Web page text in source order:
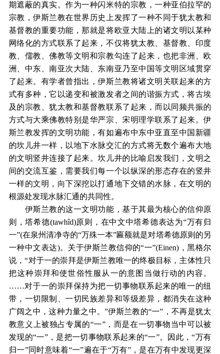
期遮蔽的真实。作为一种闪米特的宗教，一种亚伯拉罕的
宗教，伊斯兰教在世界历史上发挥了一种不同于犹太教和
基督教的重要功能，那就是将欧亚大陆上的诸文明以某种
网络化的方式联系了起来，不仅将犹太教、基督教、印度
教、儒教、佛教等文明和宗教勾连了起来，也把非洲、欧
洲、中东、南亚次大陆、东南亚乃至中国等文明区域贯穿
了起来。有学者曾指出，伊斯兰教将诸文明关联起来的方
式有多种，它以递变和被激发者之间的谐振方式，将古埃
及的宗教、犹太教和基督教联系了起来，而以同频共振的
方式与大乘佛教特别是华严宗、宋明理学联系了起来。伊
斯兰教发挥的文明功能，有如遍布中东中亚直至中国新疆
的坎儿井一样，以地下水脉交汇的方式将无数个遍布大地
的文明竖井连接了起来。坎儿井的比喻启发我们，文明之
间的交流互鉴，需要我们每一个以纵深的形态存在的竖井
一样的文明，向下深挖以打通地下交错的水脉，在文明的
根源处发现水脉汇通的共同性。
伊斯兰教的这一文明功能，基于其最为核心的信仰原
则，塔希德(tawhîd)原则，在中文中塔希德表达为“万有归
一”(在泉州清净寺的“万殊一本”匾额就是对塔希德原则的另
一种中文表达)。关于伊斯兰教信仰的“一”(Einen)，黑格尔
说，“对于一的崇拜是伊斯兰教唯一的终极目标，主体性只
把这种崇拜和使世俗性服从一的意图当做行动的内容。
……对于一的崇拜保持为把一切事物联系起来的唯一的纽
带，一切限制、一切民族差异和等级差异，都消失在这种
广阔之中，这种力量之中。”伊斯兰教的“一”，不再是犹太
教意义上被独占专属的“一”，而是在一切事物当中可以被
发现的“一”，是把一切事物联系起来的“一”。因此，“万有
归一”同时意味着“一”遍在于“万有”，是在万有中发现更深